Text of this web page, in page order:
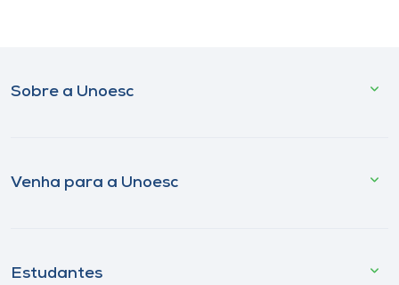
Sobre a Unoesc
Venha para a Unoesc
Estudantes